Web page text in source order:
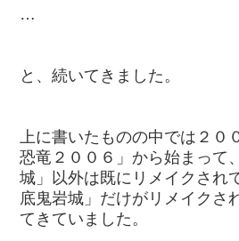
…
と、続いてきました。
上に書いたものの中では２０
恐竜２００６」から始まって
城」以外は既にリメイクされ
底鬼岩城」だけがリメイクさ
てきていました。